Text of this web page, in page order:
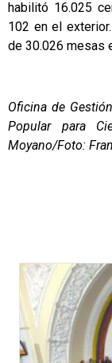
habilitó 16.025
102 en el
de 30.026 mesas
Oficina de
Popular para
Moyano/Foto: